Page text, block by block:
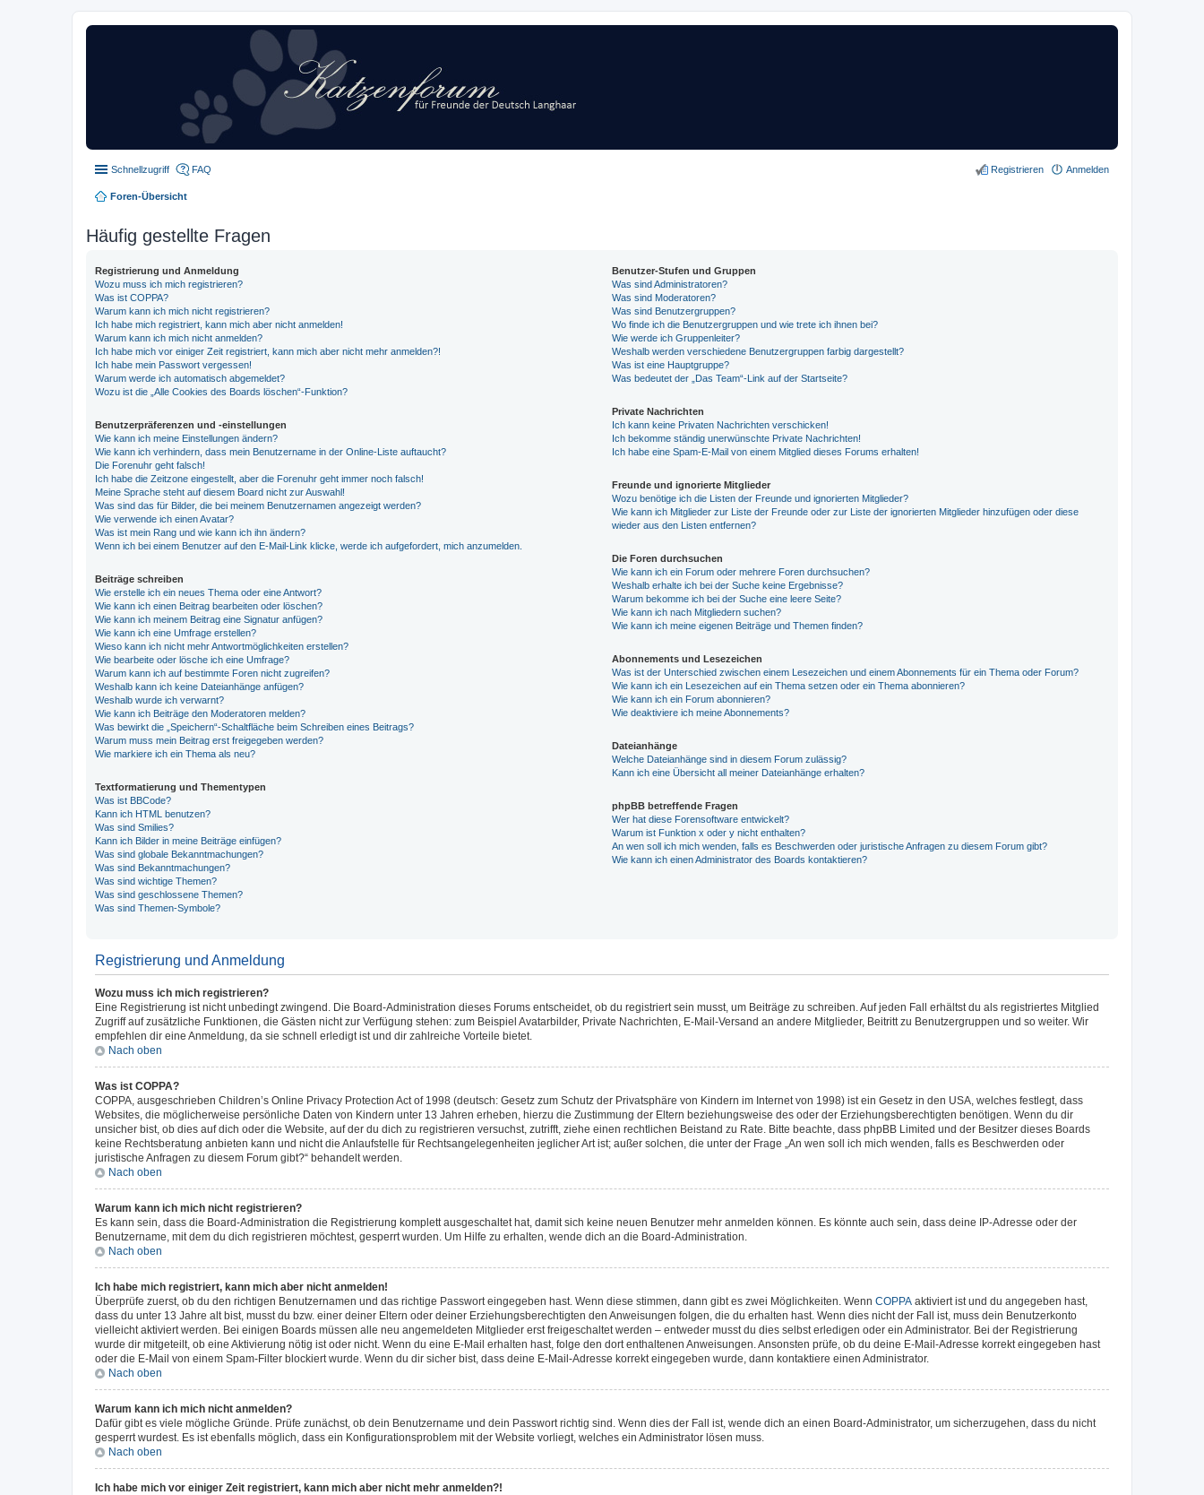
Schnellzugriff FAQ Anmelden
Registrieren
Foren-Übersicht
Häufig gestellte Fragen
Registrierung und Anmeldung
Wozu muss ich mich registrieren?
Was ist COPPA?
Warum kann ich mich nicht registrieren?
Ich habe mich registriert, kann mich aber nicht anmelden!
Warum kann ich mich nicht anmelden?
Ich habe mich vor einiger Zeit registriert, kann mich aber nicht mehr anmelden?!
Ich habe mein Passwort vergessen!
Warum werde ich automatisch abgemeldet?
Wozu ist die „Alle Cookies des Boards löschen“-Funktion?
Benutzerpräferenzen und -einstellungen
Wie kann ich meine Einstellungen ändern?
Wie kann ich verhindern, dass mein Benutzername in der Online-Liste auftaucht?
Die Forenuhr geht falsch!
Ich habe die Zeitzone eingestellt, aber die Forenuhr geht immer noch falsch!
Meine Sprache steht auf diesem Board nicht zur Auswahl!
Was sind das für Bilder, die bei meinem Benutzernamen angezeigt werden?
Wie verwende ich einen Avatar?
Was ist mein Rang und wie kann ich ihn ändern?
Wenn ich bei einem Benutzer auf den E-Mail-Link klicke, werde ich aufgefordert, mich anzumelden.
Beiträge schreiben
Wie erstelle ich ein neues Thema oder eine Antwort?
Wie kann ich einen Beitrag bearbeiten oder löschen?
Wie kann ich meinem Beitrag eine Signatur anfügen?
Wie kann ich eine Umfrage erstellen?
Wieso kann ich nicht mehr Antwortmöglichkeiten erstellen?
Wie bearbeite oder lösche ich eine Umfrage?
Warum kann ich auf bestimmte Foren nicht zugreifen?
Weshalb kann ich keine Dateianhänge anfügen?
Weshalb wurde ich verwarnt?
Wie kann ich Beiträge den Moderatoren melden?
Was bewirkt die „Speichern“-Schaltfläche beim Schreiben eines Beitrags?
Warum muss mein Beitrag erst freigegeben werden?
Wie markiere ich ein Thema als neu?
Textformatierung und Thementypen
Was ist BBCode?
Kann ich HTML benutzen?
Was sind Smilies?
Kann ich Bilder in meine Beiträge einfügen?
Was sind globale Bekanntmachungen?
Was sind Bekanntmachungen?
Was sind wichtige Themen?
Was sind geschlossene Themen?
Was sind Themen-Symbole?
Benutzer-Stufen und Gruppen
Was sind Administratoren?
Was sind Moderatoren?
Was sind Benutzergruppen?
Wo finde ich die Benutzergruppen und wie trete ich ihnen bei?
Wie werde ich Gruppenleiter?
Weshalb werden verschiedene Benutzergruppen farbig dargestellt?
Was ist eine Hauptgruppe?
Was bedeutet der „Das Team“-Link auf der Startseite?
Private Nachrichten
Ich kann keine Privaten Nachrichten verschicken!
Ich bekomme ständig unerwünschte Private Nachrichten!
Ich habe eine Spam-E-Mail von einem Mitglied dieses Forums erhalten!
Freunde und ignorierte Mitglieder
Wozu benötige ich die Listen der Freunde und ignorierten Mitglieder?
Wie kann ich Mitglieder zur Liste der Freunde oder zur Liste der ignorierten Mitglieder hinzufügen oder diese
wieder aus den Listen entfernen?
Die Foren durchsuchen
Wie kann ich ein Forum oder mehrere Foren durchsuchen?
Weshalb erhalte ich bei der Suche keine Ergebnisse?
Warum bekomme ich bei der Suche eine leere Seite?
Wie kann ich nach Mitgliedern suchen?
Wie kann ich meine eigenen Beiträge und Themen finden?
Abonnements und Lesezeichen
Was ist der Unterschied zwischen einem Lesezeichen und einem Abonnements für ein Thema oder Forum?
Wie kann ich ein Lesezeichen auf ein Thema setzen oder ein Thema abonnieren?
Wie kann ich ein Forum abonnieren?
Wie deaktiviere ich meine Abonnements?
Dateianhänge
Welche Dateianhänge sind in diesem Forum zulässig?
Kann ich eine Übersicht all meiner Dateianhänge erhalten?
phpBB betreffende Fragen
Wer hat diese Forensoftware entwickelt?
Warum ist Funktion x oder y nicht enthalten?
An wen soll ich mich wenden, falls es Beschwerden oder juristische Anfragen zu diesem Forum gibt?
Wie kann ich einen Administrator des Boards kontaktieren?
Registrierung und Anmeldung
Wozu muss ich mich registrieren?
Eine Registrierung ist nicht unbedingt zwingend. Die Board-Administration dieses Forums entscheidet, ob du registriert sein musst, um Beiträge zu schreiben. Auf jeden Fall erhältst du als registriertes Mitglied
Zugriff auf zusätzliche Funktionen, die Gästen nicht zur Verfügung stehen: zum Beispiel Avatarbilder, Private Nachrichten, E-Mail-Versand an andere Mitglieder, Beitritt zu Benutzergruppen und so weiter. Wir
empfehlen dir eine Anmeldung, da sie schnell erledigt ist und dir zahlreiche Vorteile bietet.
Nach oben
Was ist COPPA?
COPPA, ausgeschrieben Children’s Online Privacy Protection Act of 1998 (deutsch: Gesetz zum Schutz der Privatsphäre von Kindern im Internet von 1998) ist ein Gesetz in den USA, welches festlegt, dass
Websites, die möglicherweise persönliche Daten von Kindern unter 13 Jahren erheben, hierzu die Zustimmung der Eltern beziehungsweise des oder der Erziehungsberechtigten benötigen. Wenn du dir
unsicher bist, ob dies auf dich oder die Website, auf der du dich zu registrieren versuchst, zutrifft, ziehe einen rechtlichen Beistand zu Rate. Bitte beachte, dass phpBB Limited und der Besitzer dieses Boards
keine Rechtsberatung anbieten kann und nicht die Anlaufstelle für Rechtsangelegenheiten jeglicher Art ist; außer solchen, die unter der Frage „An wen soll ich mich wenden, falls es Beschwerden oder
juristische Anfragen zu diesem Forum gibt?“ behandelt werden.
Nach oben
Warum kann ich mich nicht registrieren?
Es kann sein, dass die Board-Administration die Registrierung komplett ausgeschaltet hat, damit sich keine neuen Benutzer mehr anmelden können. Es könnte auch sein, dass deine IP-Adresse oder der
Benutzername, mit dem du dich registrieren möchtest, gesperrt wurden. Um Hilfe zu erhalten, wende dich an die Board-Administration.
Nach oben
Ich habe mich registriert, kann mich aber nicht anmelden!
Überprüfe zuerst, ob du den richtigen Benutzernamen und das richtige Passwort eingegeben hast. Wenn diese stimmen, dann gibt es zwei Möglichkeiten. Wenn COPPA aktiviert ist und du angegeben hast,
dass du unter 13 Jahre alt bist, musst du bzw. einer deiner Eltern oder deiner Erziehungsberechtigten den Anweisungen folgen, die du erhalten hast. Wenn dies nicht der Fall ist, muss dein Benutzerkonto
vielleicht aktiviert werden. Bei einigen Boards müssen alle neu angemeldeten Mitglieder erst freigeschaltet werden – entweder musst du dies selbst erledigen oder ein Administrator. Bei der Registrierung
wurde dir mitgeteilt, ob eine Aktivierung nötig ist oder nicht. Wenn du eine E-Mail erhalten hast, folge den dort enthaltenen Anweisungen. Ansonsten prüfe, ob du deine E-Mail-Adresse korrekt eingegeben hast
oder die E-Mail von einem Spam-Filter blockiert wurde. Wenn du dir sicher bist, dass deine E-Mail-Adresse korrekt eingegeben wurde, dann kontaktiere einen Administrator.
Nach oben
Warum kann ich mich nicht anmelden?
Dafür gibt es viele mögliche Gründe. Prüfe zunächst, ob dein Benutzername und dein Passwort richtig sind. Wenn dies der Fall ist, wende dich an einen Board-Administrator, um sicherzugehen, dass du nicht
gesperrt wurdest. Es ist ebenfalls möglich, dass ein Konfigurationsproblem mit der Website vorliegt, welches ein Administrator lösen muss.
Nach oben
Ich habe mich vor einiger Zeit registriert, kann mich aber nicht mehr anmelden?!